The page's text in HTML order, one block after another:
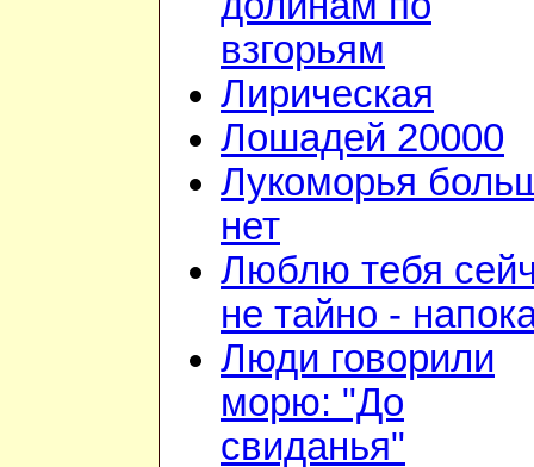
взгорьям
Лирическая
Лошадей 20000
Лукоморья
нет
Люблю тебя
не тайно -
Люди говорили
морю: "До
свиданья"